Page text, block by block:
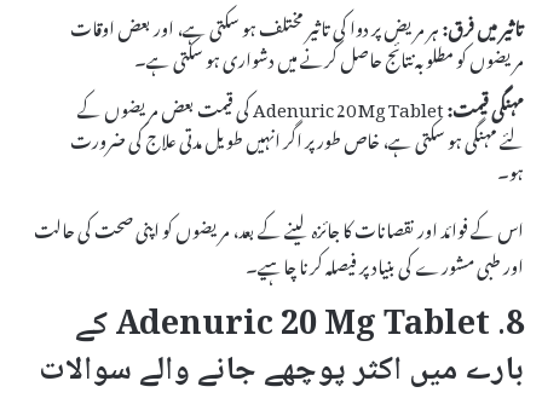
تاثیر میں فرق:ہر مریض پر دوا کی تاثیر مختلف ہو سکتی ہے، اور بعض اوقات
مریضوں کو مطلوبہ نتائج حاصل کرنے میں دشواری ہو سکتی ہے۔
مہنگی قیمت:
Adenuric 20 Mg Tablet کی قیمت بعض مریضوں کے
لئے مہنگی ہو سکتی ہے، خاص طور پر اگر انہیں طویل مدتی علاج کی ضرورت
ہو۔
اس کے فوائد اور نقصانات کا جائزہ لینے کے بعد، مریضوں کو اپنی صحت کی حالت
اور طبی مشورے کی بنیاد پر فیصلہ کرنا چاہیے۔
8. Adenuric 20 Mg Tablet کے
بارے میں اکثر پوچھے جانے والے سوالات